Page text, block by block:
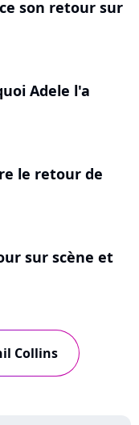
son retour sur
Adele l'a
le retour de
sur scène et
Collins